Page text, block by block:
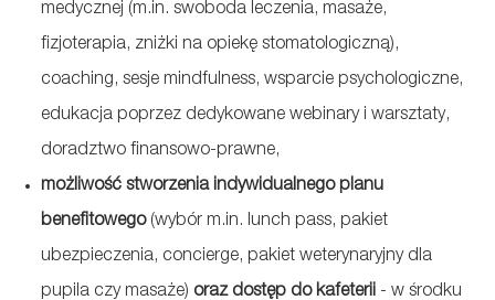
medycznej (m.in. swoboda leczenia, masaże,
fizjoterapia, zniżki na opiekę stomatologiczną),
coaching, sesje mindfulness, wsparcie psychologiczne,
edukacja poprzez dedykowane webinary i warsztaty,
doradztwo finansowo-prawne,
możliwość stworzenia indywidualnego planu
benefitowego(wybór m.in. lunch pass, pakiet
ubezpieczenia, concierge, pakiet weterynaryjny dla
pupila czy masaże) oraz dostęp do kafeterii- w środku